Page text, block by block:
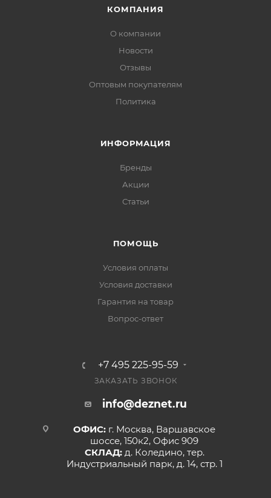
КОМПАНИЯ
О компании
Новости
Отзывы
Оптовым покупателям
Политика
ИНФОРМАЦИЯ
Бренды
Акции
Статьи
ПОМОЩЬ
Условия оплаты
Условия доставки
Гарантия на товар
Вопрос-ответ
+7 495 225-95-59
ЗАКАЗАТЬ ЗВОНОК
info@deznet.ru
ОФИС: г. Москва, Варшавское
шоссе, 150к2, Офис 909
СКЛАД: д. Коледино, тер.
Индустриальный парк, д. 14, стр. 1